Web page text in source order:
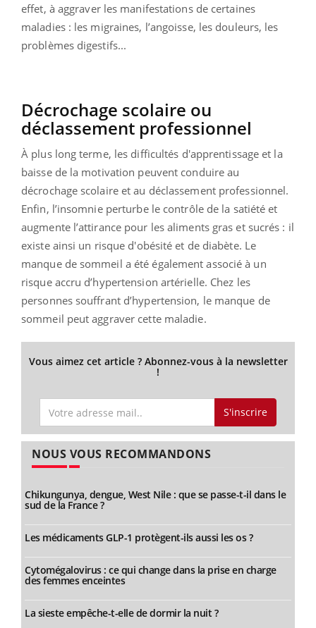
effet, à aggraver les manifestations de certaines
maladies : les migraines, l’angoisse, les douleurs, les
problèmes digestifs...
Décrochage scolaire ou
déclassement professionnel
À plus long terme, les difficultés d'apprentissage et la
baisse de la motivation peuvent conduire au
décrochage scolaire et au déclassement professionnel.
Enfin, l’insomnie perturbe le contrôle de la satiété et
augmente l’attirance pour les aliments gras et sucrés : il
existe ainsi un risque d'obésité et de diabète. Le
manque de sommeil a été également associé à un
risque accru d’hypertension artérielle. Chez les
personnes souffrant d’hypertension, le manque de
sommeil peut aggraver cette maladie.
Vous aimez cet article ? Abonnez-vous à la newsletter
!
S'inscrire
NOUS VOUS RECOMMANDONS
Chikungunya, dengue, West Nile : que se passe-t-il dans le
sud de la France ?
Les médicaments GLP-1 protègent-ils aussi les os ?
Cytomégalovirus : ce qui change dans la prise en charge
des femmes enceintes
La sieste empêche-t-elle de dormir la nuit ?